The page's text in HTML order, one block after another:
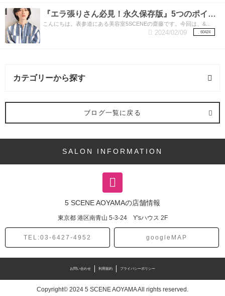
『エラ張りさん必見！永久保存版』5つのポイントを抑えてエラ張り×ショート、ボブのお悩み解決！
こんにちは。表参道にある美容室5SCENEの齋藤です。今回は、&...
60424
2024/02/09
カテゴリーから探す
バング (1記事)
ショート (12記事)
ミディアム (2記事)
パーマ (2記事)
オージュア (4記事)
ブログ一覧に戻る
SALON INFORMATION
5 SCENE AOYAMAの店舗情報
東京都 港区南青山 5-3-24 Y'sハウス 2F
TEL:03-6427-4952 googleMAP
お問い合わせ 利用規約 プライバシーポリシー
Copyright© 2024 5 SCENE AOYAMA All rights reserved.